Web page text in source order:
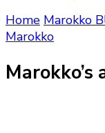
Home Marokko
Marokko